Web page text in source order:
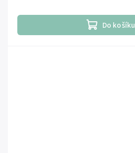
Do košíku